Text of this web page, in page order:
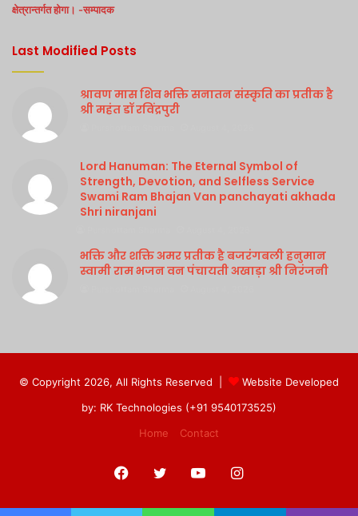
क्षेत्रान्तर्गत होगा। -सम्पादक
Last Modified Posts
श्रावण मास शिव भक्ति सनातन संस्कृति का प्रतीक है
श्री महंत डॉ रविंद्रपुरी
Lord Hanuman: The Eternal Symbol of
Strength, Devotion, and Selfless Service
Swami Ram Bhajan Van panchayati akhada
Shri niranjani
भक्ति और शक्ति अमर प्रतीक है बजरंगबली हनुमान
स्वामी राम भजन वन पंचायती अखाड़ा श्री निरंजनी
© Copyright 2026, All Rights Reserved |
Website Developed
by: RK Technologies (+91 9540173525)
Home
Contact
Facebook
Twitter YouTubeInstagram